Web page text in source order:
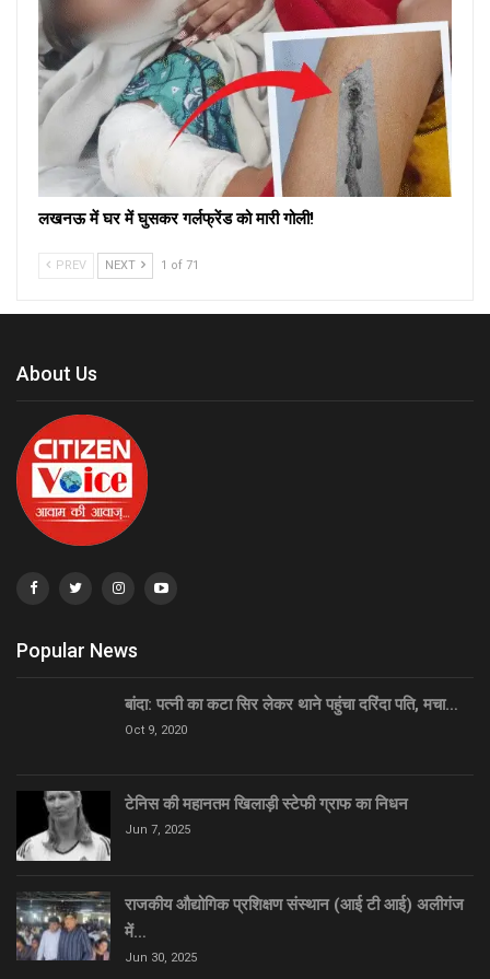
लखनऊ में घर में घुसकर गर्लफ्रेंड को मारी गोली!
PREV NEXT 1 of 71
About Us
Popular News
बांदा: पत्नी का कटा सिर लेकर थाने पहुंचा दरिंदा पति, मचा…
Oct 9, 2020
टेनिस की महानतम खिलाड़ी स्टेफी ग्राफ का निधन
Jun 7, 2025
राजकीय औद्योगिक प्रशिक्षण संस्थान (आई टी आई) अलीगंज
में…
Jun 30, 2025